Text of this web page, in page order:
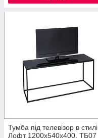
Тумба під телевізор в стилі
Лофт 1200х540х400, ТБ07